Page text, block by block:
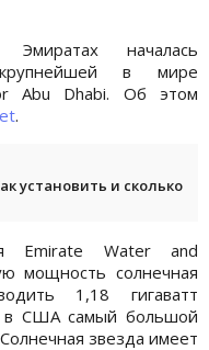
началась
крупнейшей в мире
Abu Dhabi. Об этом
.
установить и сколько
Emirate Water and
мощность солнечная
1,18 гигаватт
в США самый большой
звезда имеет